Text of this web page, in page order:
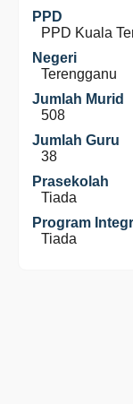
PPD
PPD Kuala
Negeri
Terengganu
Jumlah Murid
508
Jumlah Guru
38
Prasekolah
Tiada
Program
Tiada